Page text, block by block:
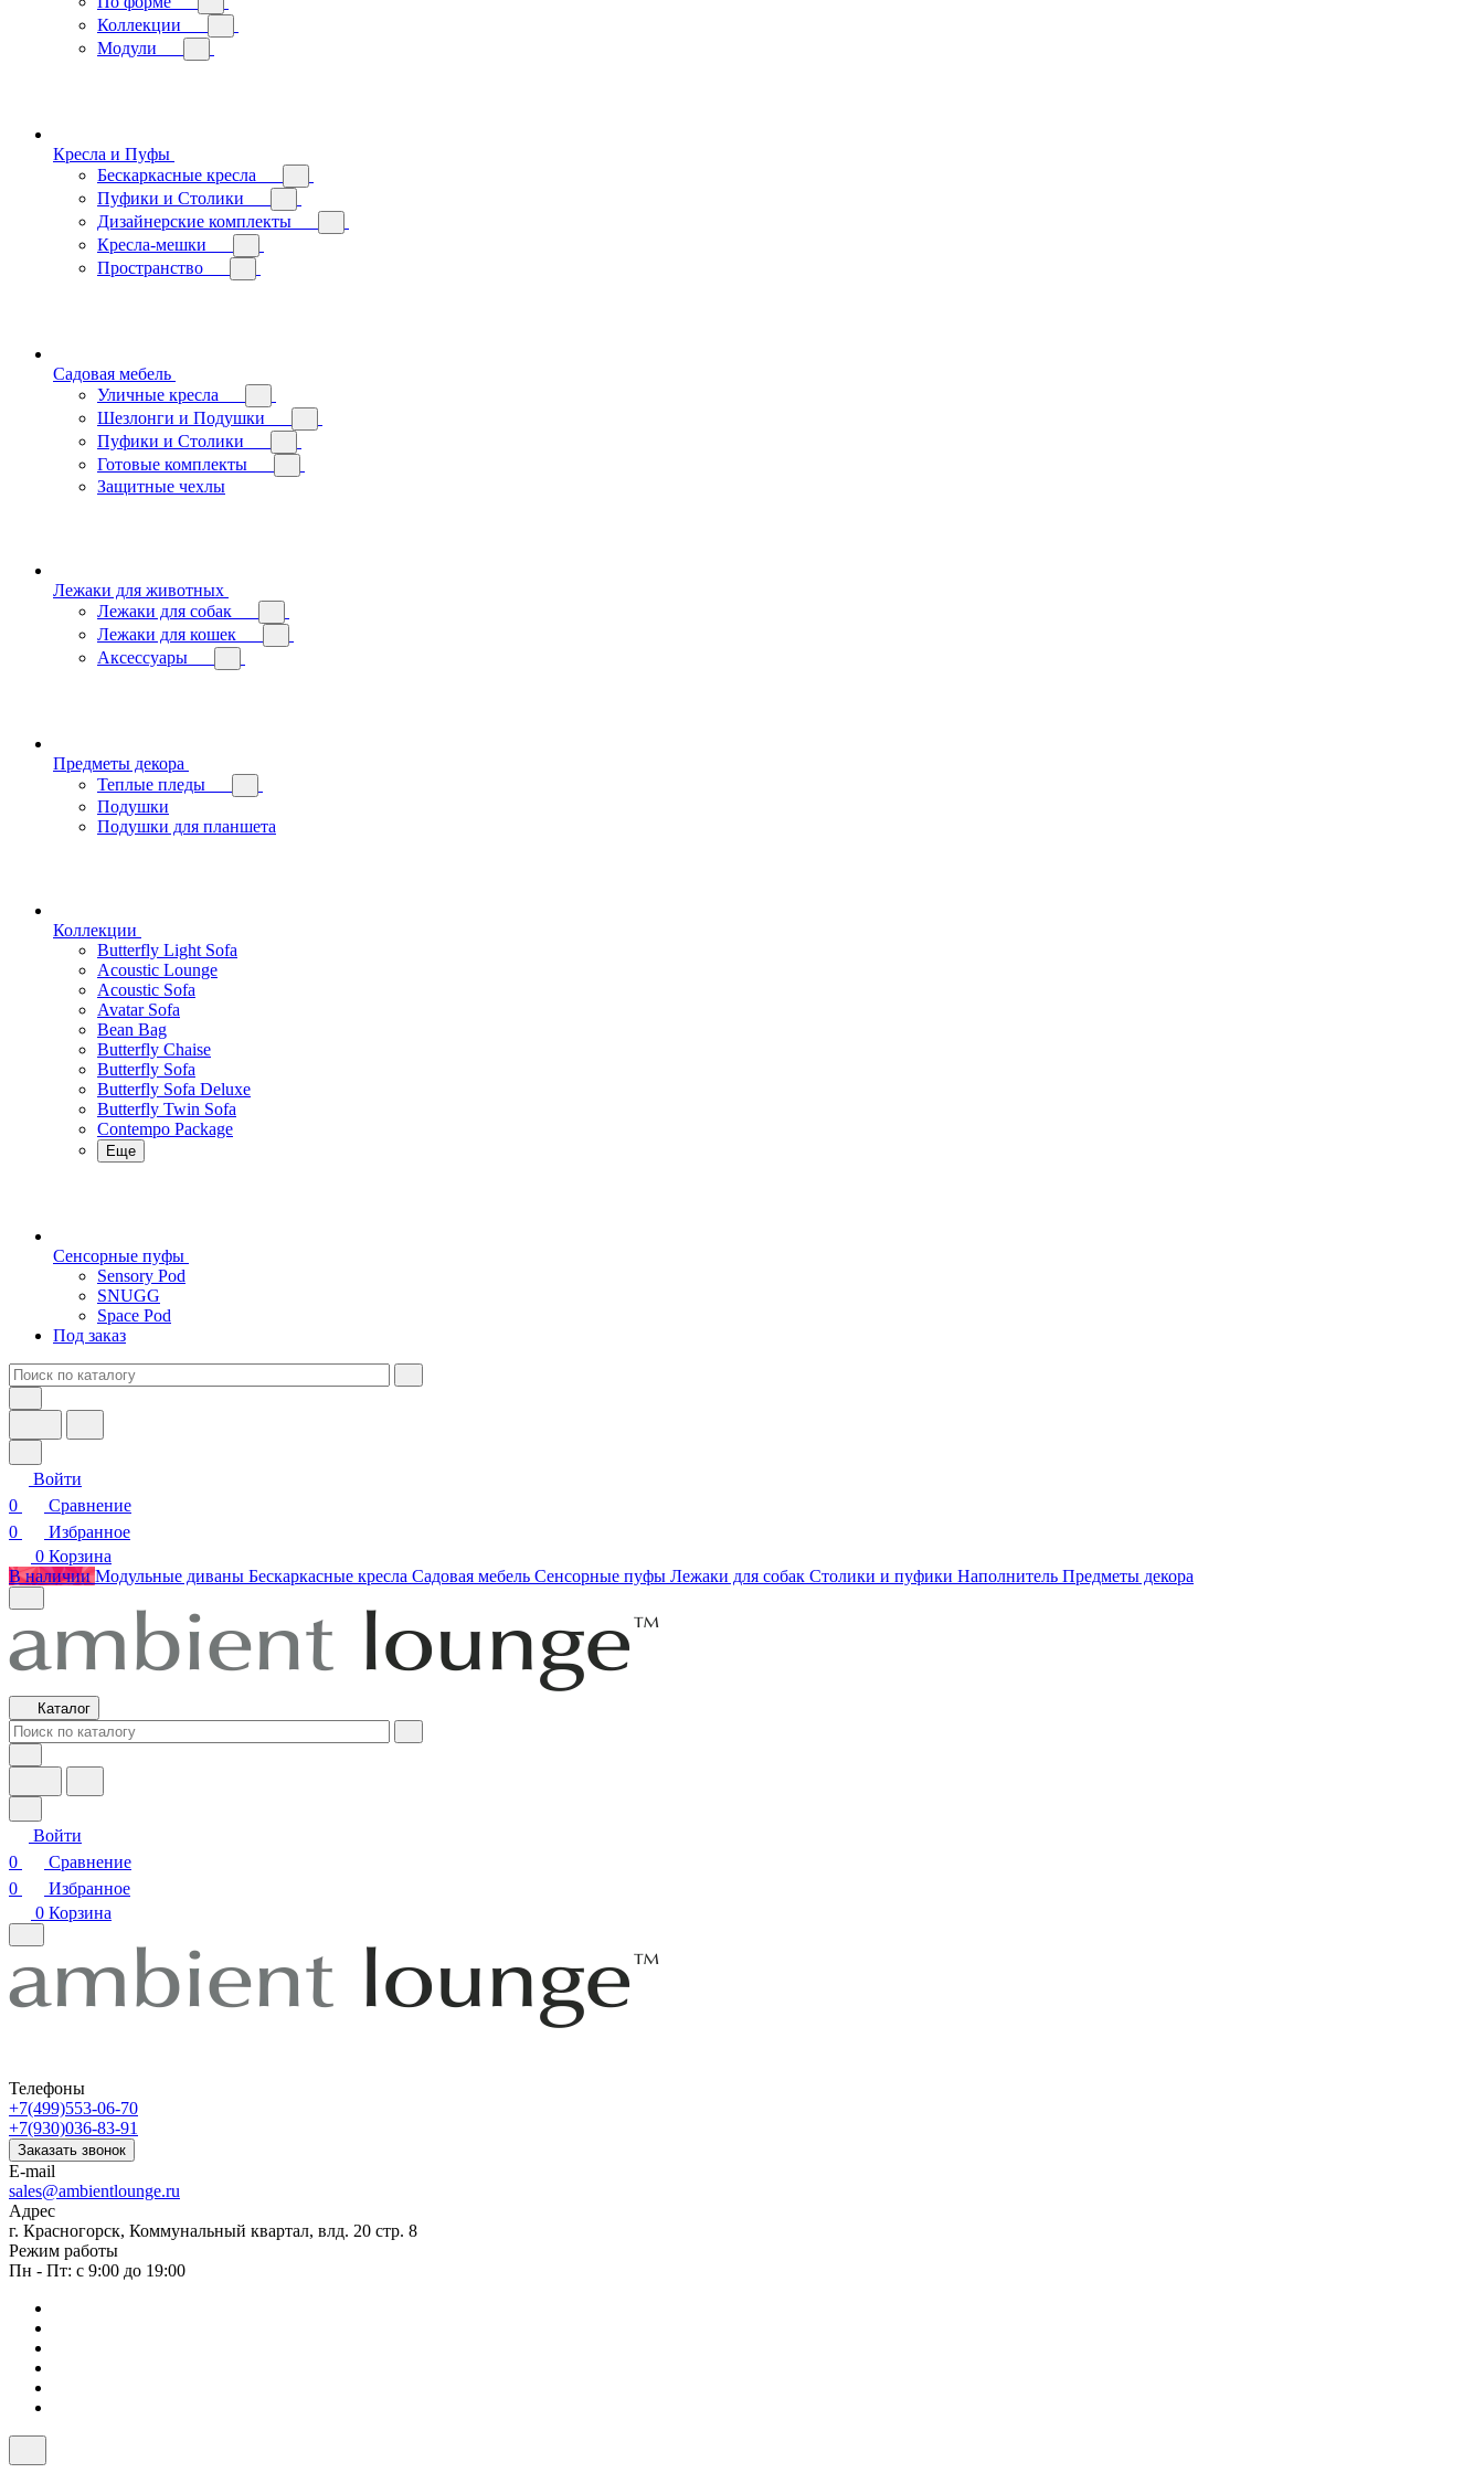
Коллекции
Модули
Кресла и Пуфы
Бескаркасные кресла
Пуфики и Столики
Дизайнерские комплекты
Кресла-мешки
Пространство
Садовая мебель
Уличные кресла
Шезлонги и Подушки
Пуфики и Столики
Готовые комплекты
Защитные чехлы
Лежаки для животных
Лежаки для собак
Лежаки для кошек
Аксессуары
Предметы декора
Теплые пледы
Подушки
Подушки для планшета
Коллекции
Butterfly Light Sofa
Acoustic Lounge
Acoustic Sofa
Avatar Sofa
Bean Bag
Butterfly Chaise
Butterfly Sofa
Butterfly Sofa Deluxe
Butterfly Twin Sofa
Contempo Package
Еще
Сенсорные пуфы
Sensory Pod
SNUGG
Space Pod
Под заказ
Войти
0
Сравнение
0
Избранное
0 Корзина
В наличии Модульные диваны Бескаркасные кресла Садовая мебель Сенсорные пуфы Лежаки для собак Столики и пуфики Наполнитель Предметы декора
Каталог
Войти
0
Сравнение
0
Избранное
0 Корзина
Телефоны
+7(499)553-06-70
+7(930)036-83-91
Заказать звонок
E-mail
sales@ambientlounge.ru
Адрес
г. Красногорск, Коммунальный квартал, влд. 20 стр. 8
Режим работы
Пн - Пт: с 9:00 до 19:00